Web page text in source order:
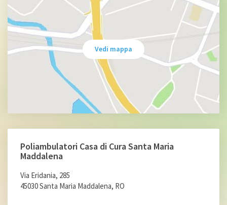
Vedi mappa
Poliambulatori Casa di Cura Santa Maria
Maddalena
Via Eridania, 285
45030 Santa Maria Maddalena, RO